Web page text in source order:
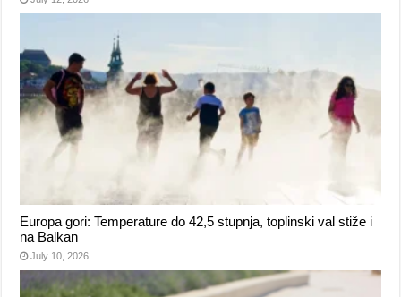
Europa gori: Temperature do 42,5 stupnja, toplinski val stiže i
na Balkan
July 10, 2026